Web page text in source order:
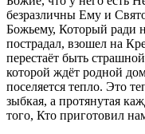
безразличны Ему и
Божьему, Который ради
пострадал, взошел на
перестаёт быть
которой ждёт родной
поселяется тепло. Это
зыбкая, а протянутая
того, Кто приготовил